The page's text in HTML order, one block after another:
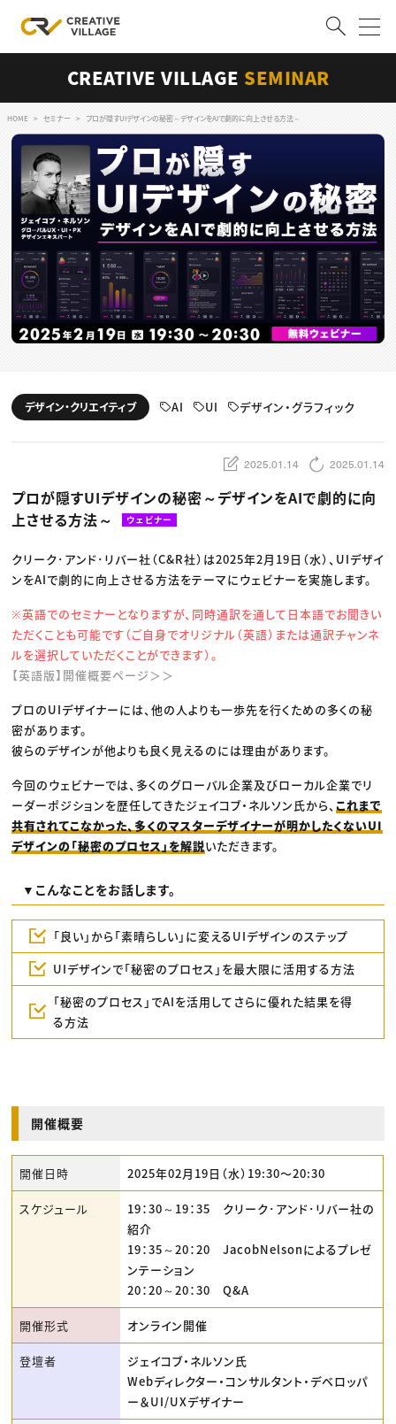
ログイン 会員登録
RECRUIT
クリエイター求人を探す
CREATIVE JOB求人検索
特集求人
採用説明会
転職支援サービス
CONTENTS
スキルアップしたい！
動画配信・映像制作
編集・ライティング
ディレクション
TOP Creator’s コラム トップ
Webクリエイター
ゲームクリエイター
クリエイターインタビュー
C＆R Magazine
セミナー
ニュース・トレンド トップ
Web
映像
広告
出版
CREATIVE VILLAGEからのお知らせ
プロフェッショナル×つながる×メディア
CREATIVE VILLAGE SEMINAR
HOME セミナー プロが隠すUIデザインの秘密～デザインをAIで劇的に向上させる方法～
デザイン・クリエイティブ AI UI デザイン・グラフィック
2025.01.14 2025.01.14
プロが隠すUIデザインの秘密～デザインをAIで劇的に向
上させる方法～
ウェビナー
クリーク･アンド･リバー社（C&R社）は2025年2月19日（水）、UIデザイ
ンをAIで劇的に向上させる方法をテーマにウェビナーを実施します。
※英語でのセミナーとなりますが、同時通訳を通して日本語でお聞きい
ただくことも可能です（ご自身でオリジナル（英語）または通訳チャンネ
ルを選択していただくことができます）。
【英語版】開催概要ページ＞＞
プロのUIデザイナーには、他の人よりも一歩先を行くための多くの秘
密があります。
彼らのデザインが他よりも良く見えるのには理由があります。
今回のウェビナーでは、多くのグローバル企業及びローカル企業でリ
ーダーポジションを歴任してきたジェイコブ・ネルソン氏から、これまで
共有されてこなかった、多くのマスターデザイナーが明かしたくないUI
デザインの「秘密のプロセス」を解説いただきます。
▼こんなことをお話します。
「良い」から「素晴らしい」に変えるUIデザインのステップ
UIデザインで「秘密のプロセス」を最大限に活用する方法
「秘密のプロセス」でAIを活用してさらに優れた結果を得
る方法
開催概要
開催日時 2025年02月19日（水）19:30〜20:30
スケジュール
19：30～19：35 クリーク･アンド･リバー社の
紹介
19：35～20：20 JacobNelsonによるプレゼ
ンテーション
20：20～20：30 Q&A
開催形式 オンライン開催
登壇者
ジェイコブ・ネルソン氏
Webディレクター・コンサルタント・デベロッパ
ー＆UI/UXデザイナー